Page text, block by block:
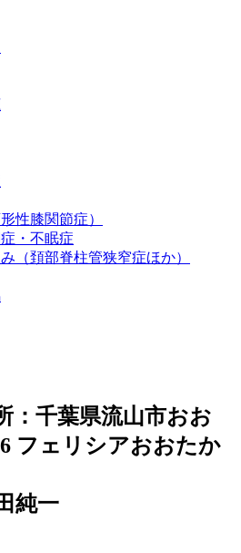
性膝関節症）
・不眠症
（頚部脊柱管狭窄症ほか）
：千葉県流山市おお
フェリシアおおたか
純一